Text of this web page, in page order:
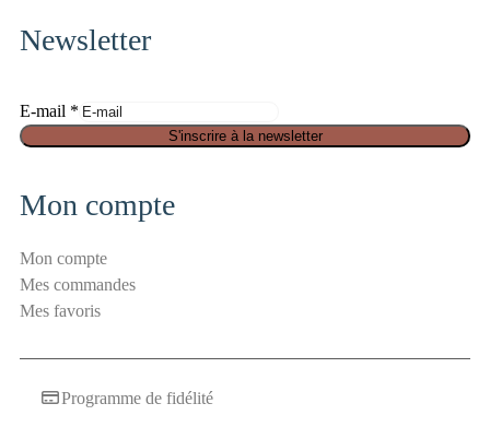
Newsletter
E-mail *
S
u
i
t
é
S'inscrire à la newsletter
Mon compte
Mon compte
Mes commandes
Mes favoris
Programme de fidélité